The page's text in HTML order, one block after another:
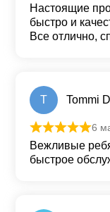
Настоящие
быстро и
Все отлично,
T Tommi
Оценка 5
6
Вежливые
быстрое